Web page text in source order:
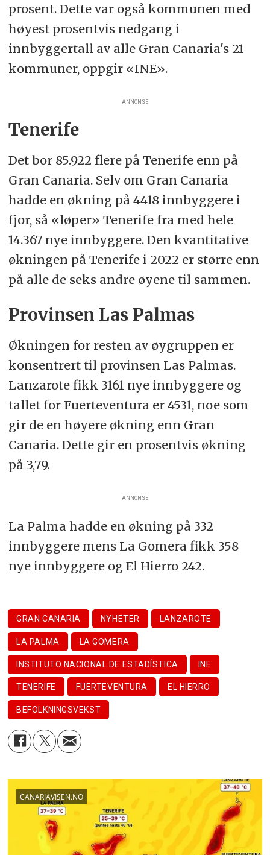
prosent. Dette var også kommunen med
høyest prosentvis nedgang i
innbyggertall av alle Gran Canaria's 21
kommuner, oppgir «INE».
ANNONSE
Tenerife
Det bor 85.922 flere på Tenerife enn på
Gran Canaria. Selv om Gran Canaria
hadde en økning på 4418 innbyggere i
fjor, så «løper» Tenerife fra med hele
14.367 nye innbyggere. Den kvantitative
økningen på Tenerife i 2022 er større enn
på alle de seks andre øyene til sammen.
Provinsen Las Palmas
Økningen for resten av øygruppen er
konsentrert til provinsen Las Palmas.
Lanzarote fikk 3161 nye innbyggere og
tallet for Fuerteventura er 4531, noe som
gir de en høyere økning enn Gran
Canaria. Dette gir en prosentvis økning
på 3,79.
ANNONSE
La Palma hadde en økning på 332
innbyggere mens La Gomera fikk 358
nye innbyggere og El Hierro 242.
GRAN CANARIA NYHETER LANZAROTE
LA PALMA LA GOMERA
INSTITUTO NACIONAL DE ESTADÍSTICA INE
TENERIFE FUERTEVENTURA EL HIERRO
BEFOLKNINGSVEKST